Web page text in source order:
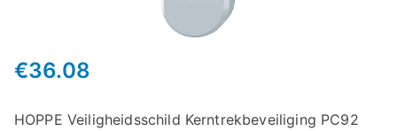
€36.08
HOPPE Veiligheidsschild Kerntrekbeveiliging PC92